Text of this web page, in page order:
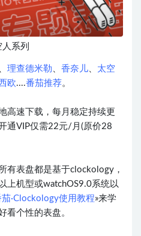
人系列
理查德米勒 香奈儿
太空
欧....番茄推荐。
高速下载，每月稳定持续更
通VIP仅需22元/月(原价28
有表盘都是基于clockology，
上机型或watchOS9.0系统以
茄·Clockology使用教程»来学
看个性的表盘。